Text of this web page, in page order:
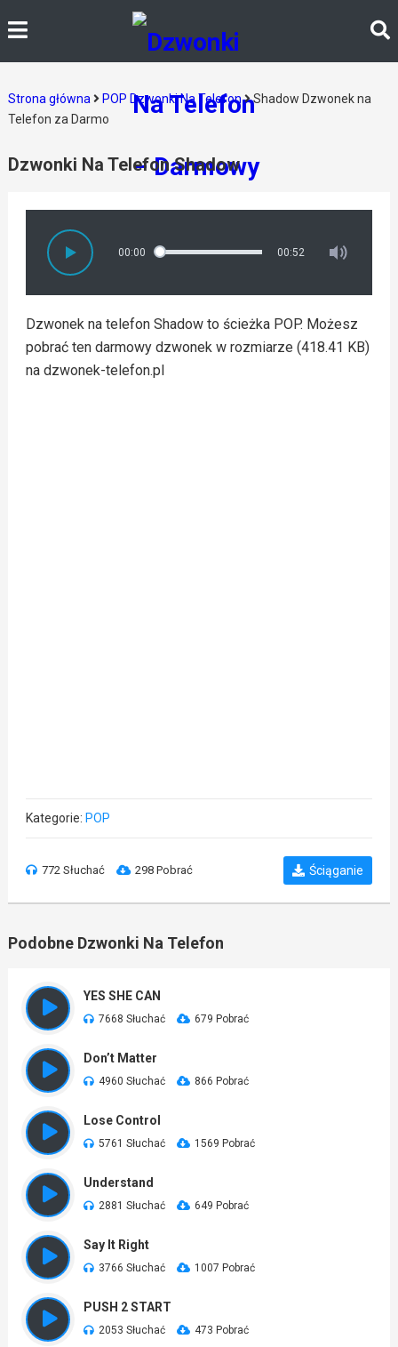
Strona główna POP Dzwonki Na Telefon
Shadow Dzwonek na
Telefon za Darmo
Dzwonki Na Telefon Shadow
00:00 00:52
Dzwonek na telefon Shadow to ścieżka POP. Możesz
pobrać ten darmowy dzwonek w rozmiarze (418.41 KB)
na dzwonek-telefon.pl
Kategorie: POP
772 Słuchać 298 Pobrać Ściąganie
Podobne Dzwonki Na Telefon
YES SHE CAN
7668 Słuchać 679 Pobrać
Don’t Matter
4960 Słuchać 866 Pobrać
Lose Control
5761 Słuchać 1569 Pobrać
Understand
2881 Słuchać 649 Pobrać
Say It Right
3766 Słuchać 1007 Pobrać
PUSH 2 START
2053 Słuchać 473 Pobrać